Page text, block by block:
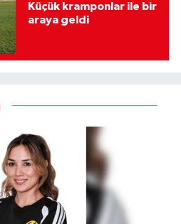
Küçük kramponlar ile bir
araya geldi